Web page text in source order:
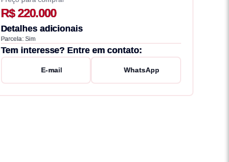
R$ 220.000
Detalhes adicionais
Parcela: Sim
Tem interesse? Entre em contato:
E-mail WhatsApp